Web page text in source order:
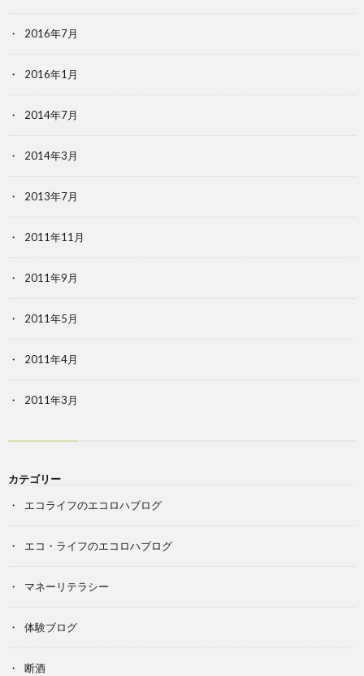
2016年7月
2016年1月
2014年7月
2014年3月
2013年7月
2011年11月
2011年9月
2011年5月
2011年4月
2011年3月
カテゴリー
エコライフのエコロハブログ
エコ・ライフのエコロハブログ
マネーリテラシー
体験ブログ
断酒